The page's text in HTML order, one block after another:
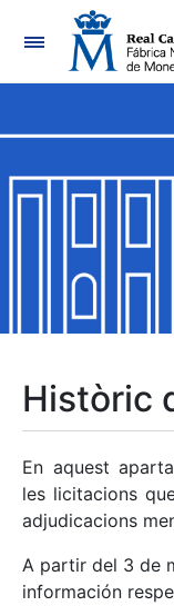
Mostra/Amaga
Mostra/Amaga
Mostra/Amaga
Mostra/Amaga
Mostra/Amaga
Històric
En aquest
les licitacions
adjudicacions
A partir del 3 de
información